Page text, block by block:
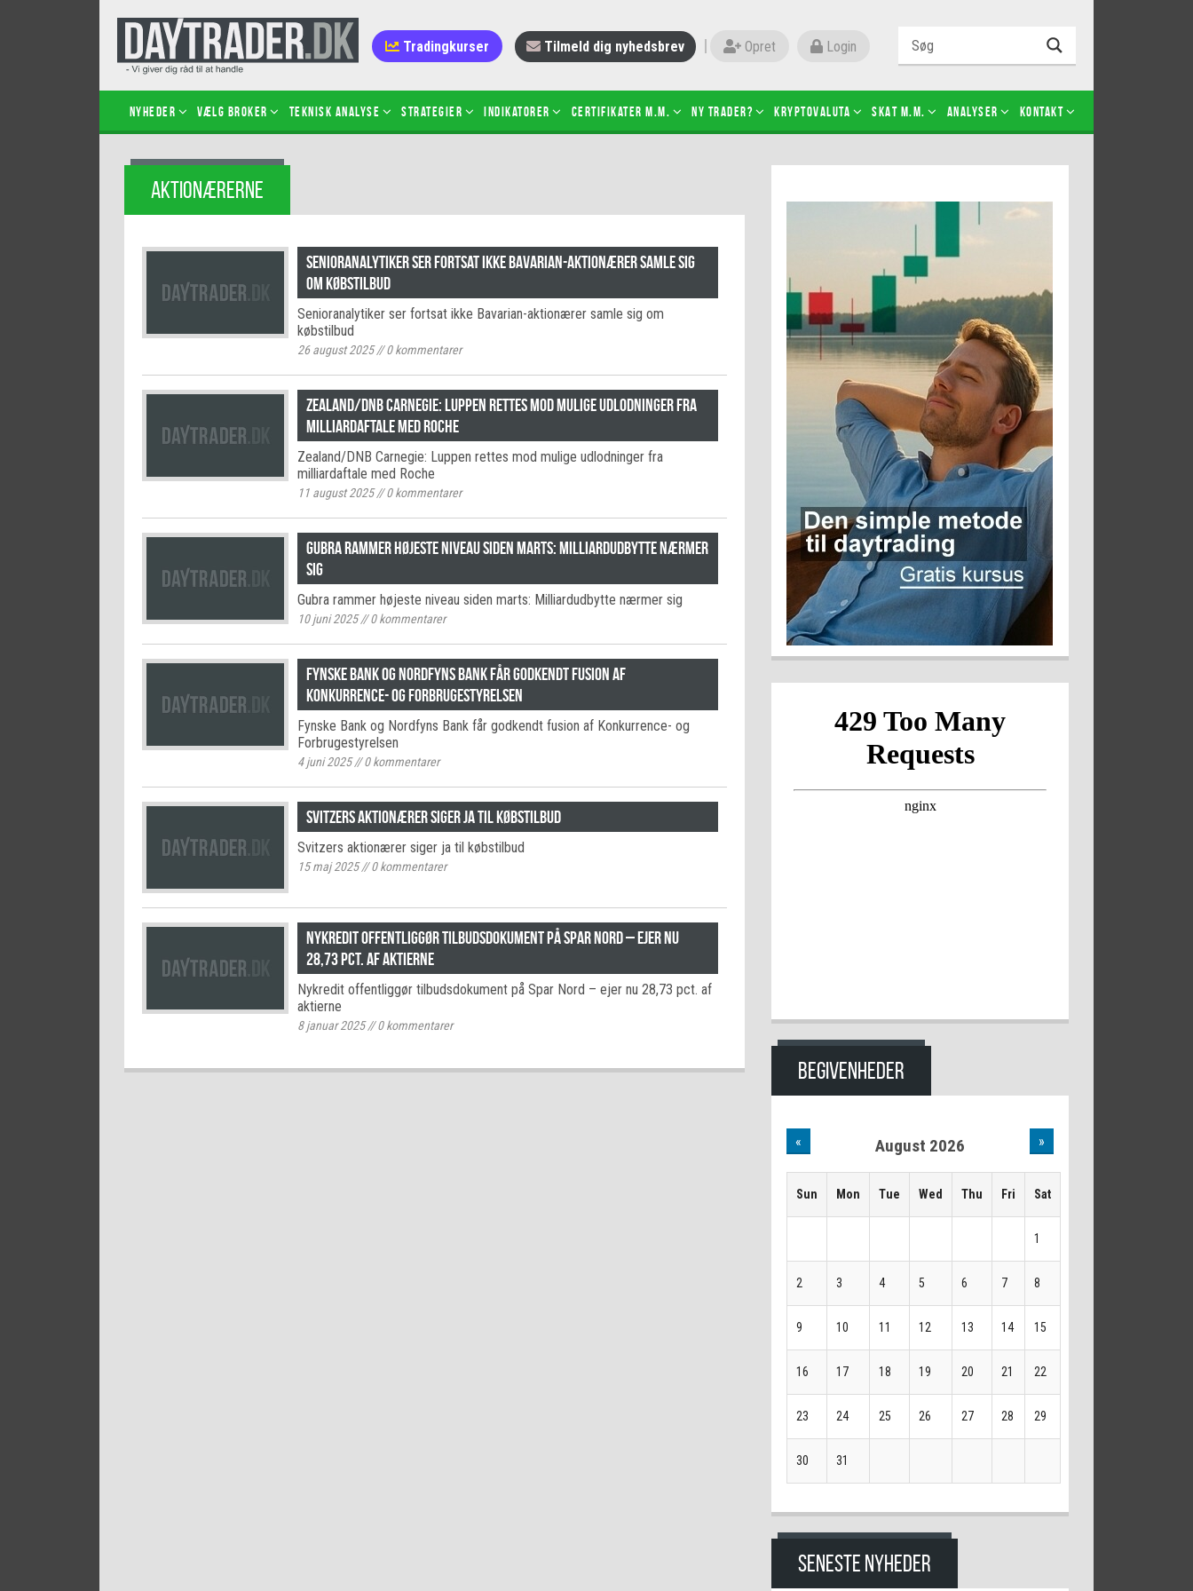
Tradingkurser Tilmeld dig nyhedsbrev Opret Login
Nyheder Vælg broker Teknisk analyse Strategier Indikatorer Certifikater m.m. Ny trader?
Sådan bruges stop-loss
Hvad sætter du på spil ved CFD-
handel?
Sådan fungerer BULL & BEAR-
Det betyder de nye ESMA-regler
Shortselling
Futures-kontrakter
Kopier Jeppe Kirk Bonde
Kryptovaluta SKAT m.m. Analyser Kontakt
AKTIONÆRERNE
Senioranalytiker ser fortsat ikke Bavarian-aktionærer samle sig
om købstilbud
Senioranalytiker ser fortsat ikke Bavarian-aktionærer samle sig om
købstilbud
26 august 2025//0kommentarer
Zealand/DNB Carnegie: Luppen rettes mod mulige udlodninger fra
milliardaftale med Roche
Zealand/DNB Carnegie: Luppen rettes mod mulige udlodninger fra
milliardaftale med Roche
11 august 2025//0kommentarer
Gubra rammer højeste niveau siden marts: Milliardudbytte nærmer
sig
Gubra rammer højeste niveau siden marts: Milliardudbytte nærmer sig
10 juni 2025//0kommentarer
Fynske Bank og Nordfyns Bank får godkendt fusion af
Konkurrence- og Forbrugestyrelsen
Fynske Bank og Nordfyns Bank får godkendt fusion af Konkurrence- og
Forbrugestyrelsen
4 juni 2025//0kommentarer
Svitzers aktionærer siger ja til købstilbud
Svitzers aktionærer siger ja til købstilbud
15 maj 2025//0kommentarer
Nykredit offentliggør tilbudsdokument på Spar Nord – ejer nu
28,73 pct. af aktierne
Nykredit offentliggør tilbudsdokument på Spar Nord – ejer nu 28,73 pct. af
aktierne
8 januar 2025//0kommentarer
BEGIVENHEDER
« August 2026 »
Sun Mon Tue Wed Thu Fri Sat
1
2 3 4 5 6 7 8
9 10 11 12 13 14 15
16 17 18 19 20 21 22
23 24 25 26 27 28 29
30 31
SENESTE NYHEDER